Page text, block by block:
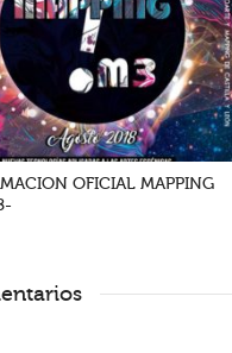
OFICIAL MAPPING